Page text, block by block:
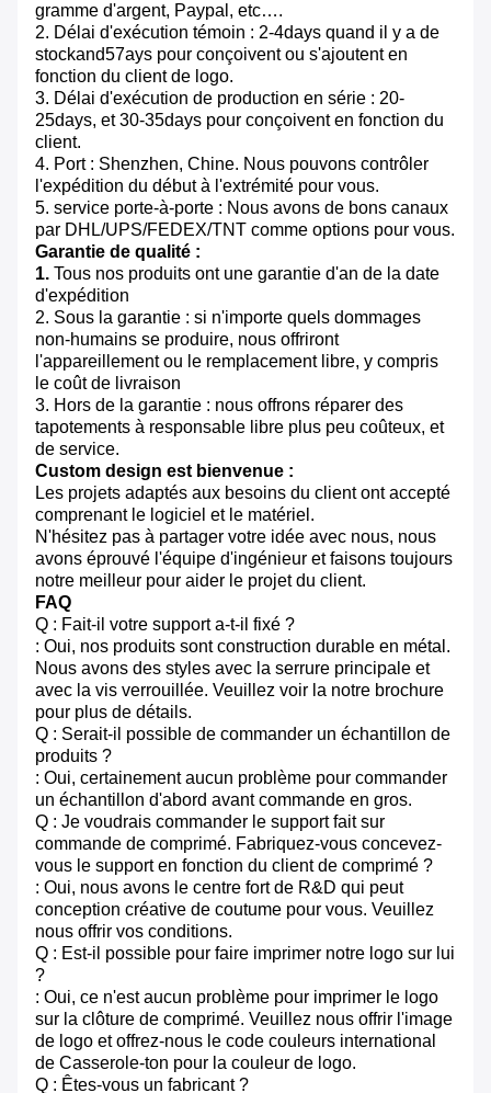
gramme d'argent, Paypal, etc….
2. Délai d'exécution témoin : 2-4days quand il y a de
stockand57ays pour conçoivent ou s'ajoutent en
fonction du client de logo.
3. Délai d'exécution de production en série : 20-
25days, et 30-35days pour conçoivent en fonction du
client.
4. Port : Shenzhen, Chine. Nous pouvons contrôler
l'expédition du début à l'extrémité pour vous.
5. service porte-à-porte : Nous avons de bons canaux
par DHL/UPS/FEDEX/TNT comme options pour vous.
Garantie de qualité :
1. Tous nos produits ont une garantie d'an de la date
d'expédition
2. Sous la garantie : si n'importe quels dommages
non-humains se produire, nous offriront
l'appareillement ou le remplacement libre, y compris
le coût de livraison
3. Hors de la garantie : nous offrons réparer des
tapotements à responsable libre plus peu coûteux, et
de service.
Custom design est bienvenue :
Les projets adaptés aux besoins du client ont accepté
comprenant le logiciel et le matériel.
N'hésitez pas à partager votre idée avec nous, nous
avons éprouvé l'équipe d'ingénieur et faisons toujours
notre meilleur pour aider le projet du client.
FAQ
Q : Fait-il votre support a-t-il fixé ?
: Oui, nos produits sont construction durable en métal.
Nous avons des styles avec la serrure principale et
avec la vis verrouillée. Veuillez voir la notre brochure
pour plus de détails.
Q : Serait-il possible de commander un échantillon de
produits ?
: Oui, certainement aucun problème pour commander
un échantillon d'abord avant commande en gros.
Q : Je voudrais commander le support fait sur
commande de comprimé. Fabriquez-vous concevez-
vous le support en fonction du client de comprimé ?
: Oui, nous avons le centre fort de R&D qui peut
conception créative de coutume pour vous. Veuillez
nous offrir vos conditions.
Q : Est-il possible pour faire imprimer notre logo sur lui
?
: Oui, ce n'est aucun problème pour imprimer le logo
sur la clôture de comprimé. Veuillez nous offrir l'image
de logo et offrez-nous le code couleurs international
de Casserole-ton pour la couleur de logo.
Q : Êtes-vous un fabricant ?